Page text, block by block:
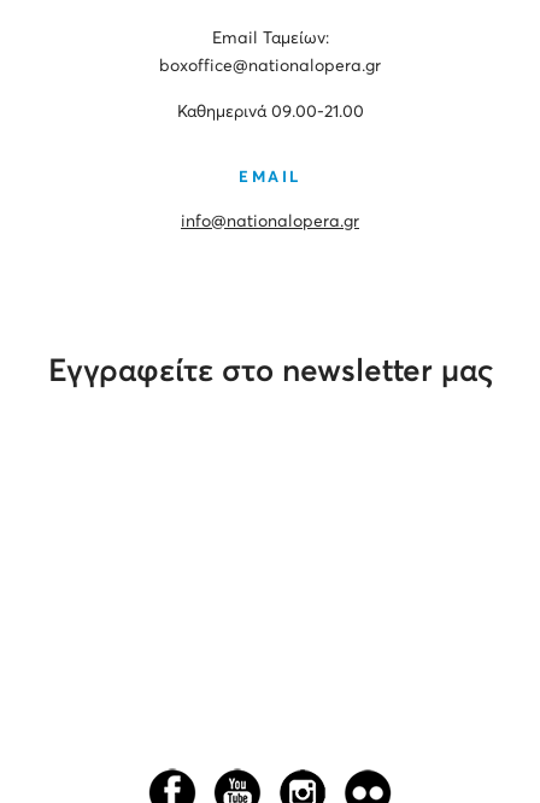
Εmail Ταμείων:
boxoffice@nationalopera.gr
Καθημερινά 09.00-21.00
EMAIL
info@nationalopera.gr
Εγγραφείτε στο newsletter μας